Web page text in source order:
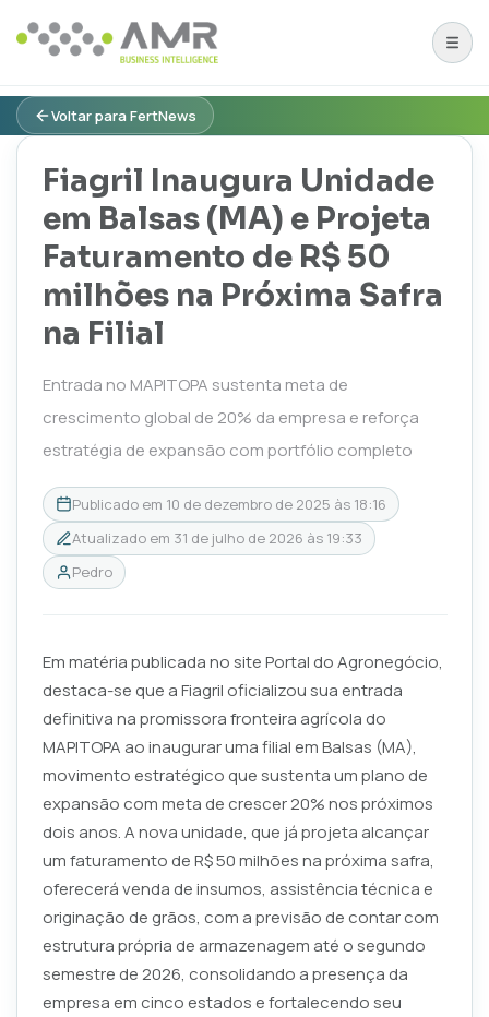
Voltar para FertNews
Fiagril Inaugura Unidade
em Balsas (MA) e Projeta
Faturamento de R$ 50
milhões na Próxima Safra
na Filial
Entrada no MAPITOPA sustenta meta de
crescimento global de 20% da empresa e reforça
estratégia de expansão com portfólio completo
Publicado em 10 de dezembro de 2025 às 18:16
Atualizado em 31 de julho de 2026 às 19:33
Pedro
Em matéria publicada no site Portal do Agronegócio,
destaca-se que a Fiagril oficializou sua entrada
definitiva na promissora fronteira agrícola do
MAPITOPA ao inaugurar uma filial em Balsas (MA),
movimento estratégico que sustenta um plano de
expansão com meta de crescer 20% nos próximos
dois anos. A nova unidade, que já projeta alcançar
um faturamento de R$ 50 milhões na próxima safra,
oferecerá venda de insumos, assistência técnica e
originação de grãos, com a previsão de contar com
estrutura própria de armazenagem até o segundo
semestre de 2026, consolidando a presença da
empresa em cinco estados e fortalecendo seu